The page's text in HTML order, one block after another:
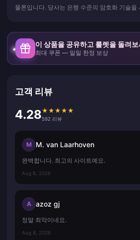
물론입니다. 당사는 은행 수준의 암호화 기술
이 상품을 공유하고 룰렛을 돌려보
최대 쿠폰 — 일일 한정 보상
고객 리뷰
4.28★ ★ ★ ★ ★
592 리뷰
M M. van Laarhoven
완벽합니다. 최고의 사이트예요.
Aug 8, 2026
A azoz gj
정말 최악이네요.
Aug 8, 2026